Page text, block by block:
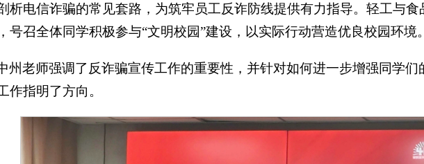
析电信诈骗的常见套路，为筑牢员工反诈防线提供有力指导。轻工与
号召全体同学积极参与“文明校园”建设，以实际行动营造优良校园环境。
州老师强调了反诈骗宣传工作的重要性，并针对如何进一步增强同学
作指明了方向。